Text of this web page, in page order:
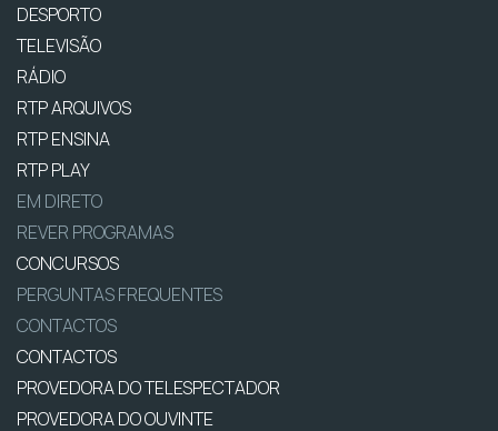
DESPORTO
TELEVISÃO
RÁDIO
RTP ARQUIVOS
RTP ENSINA
RTP PLAY
EM DIRETO
REVER PROGRAMAS
CONCURSOS
PERGUNTAS FREQUENTES
CONTACTOS
CONTACTOS
PROVEDORA DO TELESPECTADOR
PROVEDORA DO OUVINTE